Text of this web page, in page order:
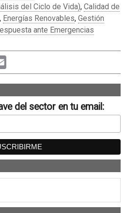
del Ciclo de Vida), Calidad de
Energías Renovables, Gestión
ante Emergencias
Email
del sector en tu email: